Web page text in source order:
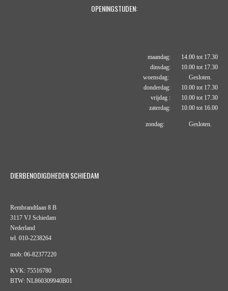
OPENINGSTIJDEN:
maandag: 14.00 tot 17.30
dinsdag: 10.00 tot 17.30
woensdag: Gesloten.
donderdag: 10.00 tot 17.30
vrijdag : 10.00 tot 17.30
zaterdag: 10.00 tot 16.00
zondag: Gesloten.
DIERBENODIGDHEDEN SCHIEDAM
Rembrandtlaan 8 B
3117 VJ Schiedam
Nederland
tel. 010-2238264
mob: 06-82377220
KVK: 75516780
BTW: NL860309940B01